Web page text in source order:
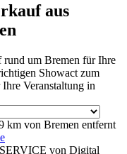
aus
rund um Bremen für Ihre
Showact zum
Veranstaltung in
km von Bremen entfernt
von Digital